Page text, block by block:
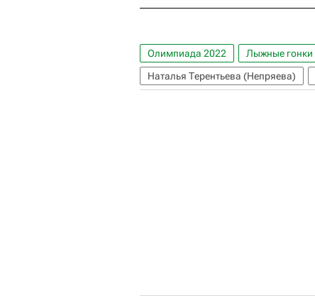
Олимпиада 2022 Лыжные гонки
Наталья Терентьева (Непряева)